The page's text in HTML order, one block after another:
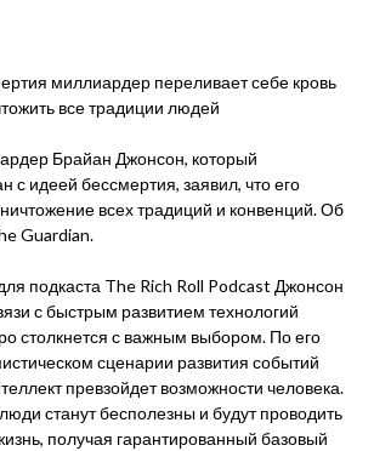
миллиардер переливает себе кровь
все традиции людей
Брайан Джонсон, который
с идеей бессмертия, заявил, что его
всех традиций и конвенций. Об
Guardian.
подкаста The Rich Roll Podcast Джонсон
с быстрым развитием технологий
столкнется с важным выбором. По его
сценарии развития событий
превзойдет возможности человека.
станут бесполезны и будут проводить
получая гарантированный базовый